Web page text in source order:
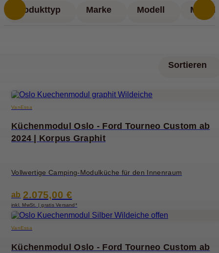
Produkttyp Marke Modell Modell
Sortieren
VanEssa
Küchenmodul Oslo - Ford Tourneo Custom ab
2024 | Korpus Graphit
Vollwertige Camping-Modulküche für den Innenraum
ab 2.075,00 €
inkl. MwSt. | gratis Versand*
VanEssa
Küchenmodul Oslo - Ford Tourneo Custom ab